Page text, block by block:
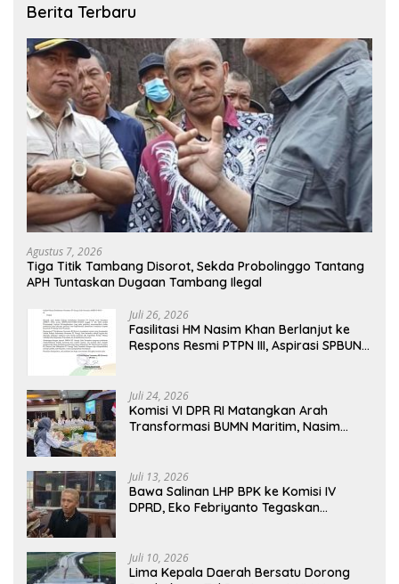
Berita Terbaru
Agustus 7, 2026
Tiga Titik Tambang Disorot, Sekda Probolinggo Tantang
APH Tuntaskan Dugaan Tambang Ilegal
Juli 26, 2026
Fasilitasi HM Nasim Khan Berlanjut ke
Respons Resmi PTPN III, Aspirasi SPBUN
Juli 24, 2026
Komisi VI DPR RI Matangkan Arah
Transformasi BUMN Maritim, Nasim
Juli 13, 2026
Bawa Salinan LHP BPK ke Komisi IV
DPRD, Eko Febriyanto Tegaskan
Juli 10, 2026
Lima Kepala Daerah Bersatu Dorong